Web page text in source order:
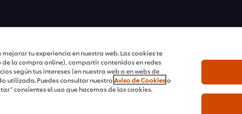
tu experiencia en nuestra web. Las cookies te
la compra online), compartir contenidos en redes
según tus intereses (en nuestra web o en webs de
utilizada. Puedes consultar nuestro Aviso de Cookieso
consientes el uso que hacemos de las cookies.